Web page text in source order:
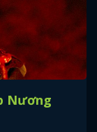
Nương